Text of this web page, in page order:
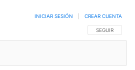
SIGA ESTA
SEGUIR
INICIAR SESIÓN CREAR CUENTA